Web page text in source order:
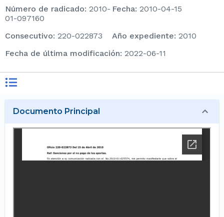
Número de radicado: 2010-
01-097160
Fecha: 2010-04-15
consecutivo: 220-022873 Año expediente: 2010
Fecha de última modificación: 2022-06-11
Documento Principal